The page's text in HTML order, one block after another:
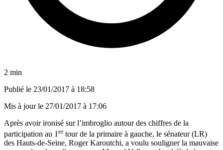
2 min
Publié le 23/01/2017 à 18:58
Mis à jour le 27/01/2017 à 17:06
Après avoir ironisé sur l’imbroglio autour des chiffres de la
participation au 1 ertour de la primaire à gauche, le sénateur (LR)
des Hauts-de-Seine, Roger Karoutchi, a voulu souligner la mauvaise